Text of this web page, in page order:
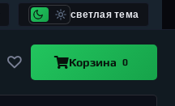
светлая тема
Корзина 0